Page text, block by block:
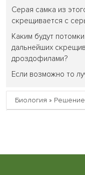
Серая самка из
скрещивается с
Каким будут
дальнейших
дроздофилами?
Если возможно то